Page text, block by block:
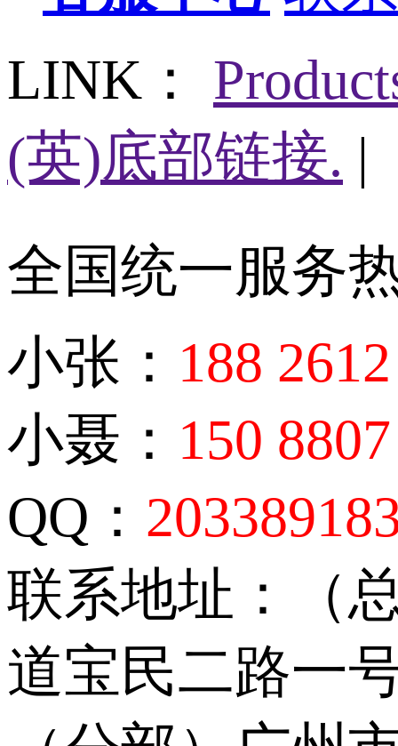
LINK：
(英)底部链接. |
全国统一服务
小张： 188
小聂： 150
QQ：
联系地址：（
道宝民二路一